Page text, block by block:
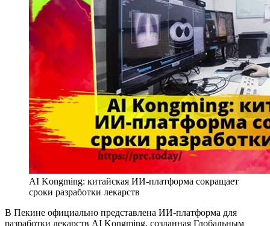
AI Kongming: китайская ИИ-платформа сокращает
сроки разработки лекарств
В Пекине официально представлена ИИ-платформа для
разработки лекарств AI Kongming, созданная Глобальным